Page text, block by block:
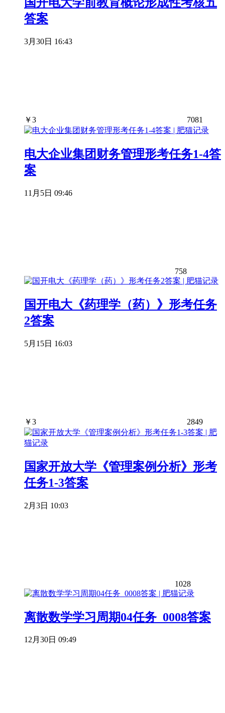
国开电大学前教育概论形成性考核五
答案
3月30日 16:43
￥3 7081
电大企业集团财务管理形考任务1-4答
案
11月5日 09:46
758
国开电大《药理学（药）》形考任务
2答案
5月15日 16:03
￥3 2849
国家开放大学《管理案例分析》形考
任务1-3答案
2月3日 10:03
1028
离散数学学习周期04任务_0008答案
12月30日 09:49